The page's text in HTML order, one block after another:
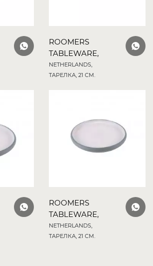
ROOMERS
TABLEWARE,
NETHERLANDS,
ТАРЕЛКА, 21 СМ.
ROOMERS
TABLEWARE,
NETHERLANDS,
ТАРЕЛКА, 21 СМ.